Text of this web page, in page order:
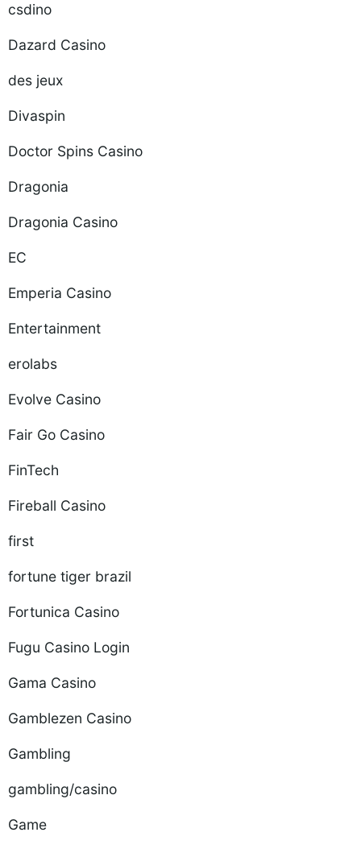
csdino
Dazard Casino
des jeux
Divaspin
Doctor Spins Casino
Dragonia
Dragonia Casino
EC
Emperia Casino
Entertainment
erolabs
Evolve Casino
Fair Go Casino
FinTech
Fireball Casino
first
fortune tiger brazil
Fortunica Casino
Fugu Casino Login
Gama Casino
Gamblezen Casino
Gambling
gambling/casino
Game